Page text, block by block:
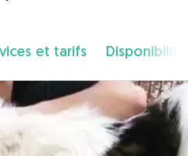
et tarifs Disponibilité